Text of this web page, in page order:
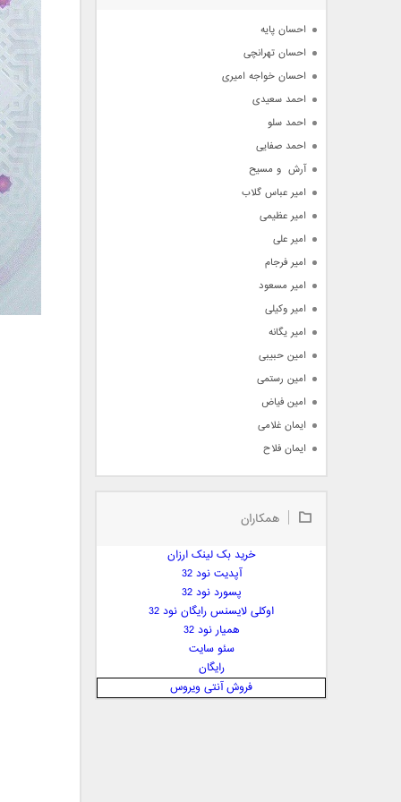
احسان پایه
احسان تهرانچی
احسان خواجه امیری
احمد سعیدی
احمد سلو
احمد صفایی
آرش  و مسیح
امیر عباس گلاب
امیر عظیمی
امیر علی
امیر فرجام
امیر مسعود
امیر وکیلی
امیر یگانه
امین حبیبی
امین رستمی
امین فیاض
ایمان غلامی
ایمان فلاح
بابک جهانبخش
بابک مافی
بهنام صفوی
پارسا چیلیک
همکاران
خرید بک لینک ارزان
آپدیت نود 32
پسورد نود 32
اوکلی لایسنس رایگان نود 32
همیار نود 32
سئو سایت
رایگان
فروش آنتی ویروس